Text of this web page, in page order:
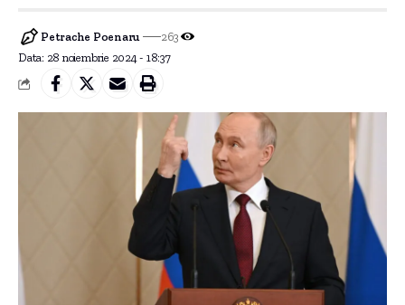
Data: 28 noiembrie 2024 - 18:37
Petrache Poenaru 263